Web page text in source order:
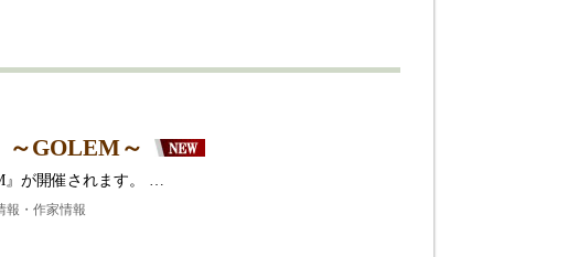
GOLEM～
が開催されます。 …
報・作家情報